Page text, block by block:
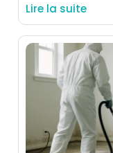
Lire la suite